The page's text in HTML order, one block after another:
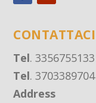
CONTATTACI
Tel. 3356755133
Tel. 3703389704
Address